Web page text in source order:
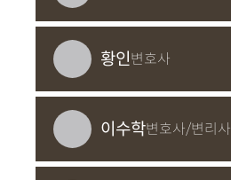
황인변호사
이수학변호사/변리사